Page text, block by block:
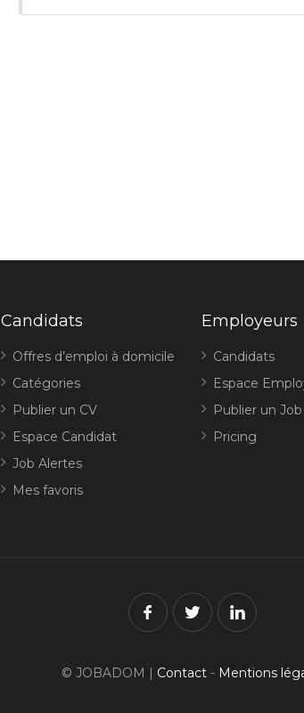
Candidats
Offres d’emploi à domicile
Catégories
Publier un CV
Espace Candidat
Job Alertes
Mes favoris
Employeurs
Candidats
Espace
Publier un Job
Pricing
© JOBADOM | Contact- Mentions